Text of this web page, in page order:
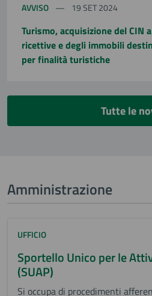
AVVISO 19 SET 2024
Turismo, acquisizione del CIN
ricettive e degli immobili
per finalità turistiche
Tutte le
Amministrazione
UFFICIO
Sportello Unico per le
(SUAP)
Si occupa di procedimenti